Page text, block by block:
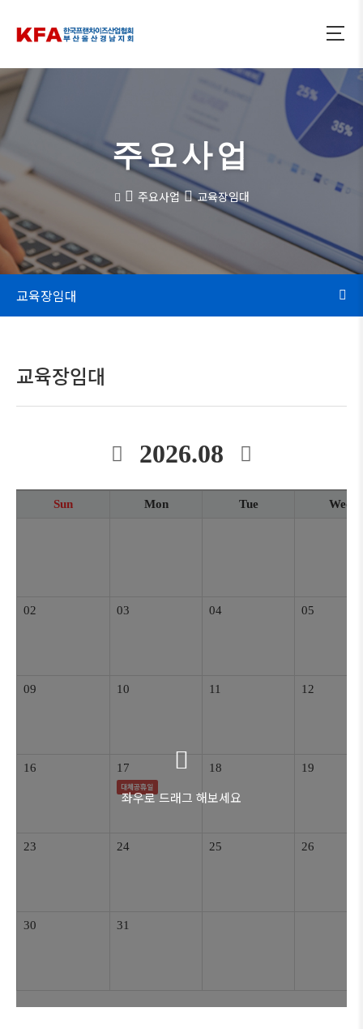
주요사업
주요사업 교육장임대
교육장임대
교육장임대
2026.08
좌우로 드래그 해보세요
Sun Mon Tue Wed
02 03 04 05
09 10 11 12
16 17
대체공휴일
18 19
23 24 25 26
30 31